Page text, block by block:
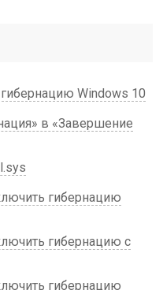
Windows 10
в «Завершение
гибернацию
гибернацию с
гибернацию